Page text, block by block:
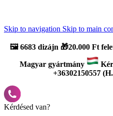
Skip to navigation Skip to main
🖼️6683 dizájn 🎁20.000 Ft
Magyar gyártmány
+36302150557
Kérdésed van?